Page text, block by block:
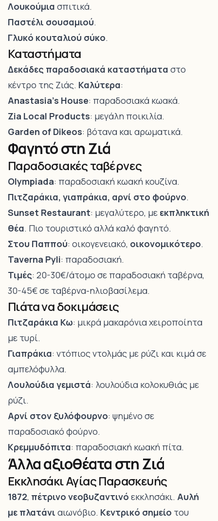
Λουκούμια σπιτικά.
Παστέλι σουσαμιού.
Γλυκό κουταλιού σύκο.
Καταστήματα
Δεκάδες παραδοσιακά καταστήματα στο
κέντρο της Ζιάς. Καλύτερα:
Anastasia’s House: παραδοσιακά κωακά.
Zia Local Products: μεγάλη ποικιλία.
Garden of Dikeos: βότανα και αρωματικά.
Φαγητό στη Ζιά
Παραδοσιακές ταβέρνες
Olympiada: παραδοσιακή κωακή κουζίνα.
Πιτζαράκια, γιαπράκια, αρνί στο φούρνο.
Sunset Restaurant: μεγαλύτερο, με εκπληκτική
θέα. Πιο τουριστικό αλλά καλό φαγητό.
Στου Παππού: οικογενειακό, οικονομικότερο.
Taverna Pyli: παραδοσιακή.
Τιμές: 20-30€/άτομο σε παραδοσιακή ταβέρνα,
30-45€ σε ταβέρνα-ηλιοβασίλεμα.
Πιάτα να δοκιμάσεις
Πιτζαράκια Κω: μικρά μακαρόνια χειροποίητα
με τυρί.
Γιαπράκια: ντόπιος ντολμάς με ρύζι και κιμά σε
αμπελόφυλλα.
Λουλούδια γεμιστά: λουλούδια κολοκυθιάς με
ρύζι.
Αρνί στον ξυλόφουρνο: ψημένο σε
παραδοσιακό φούρνο.
Κρεμμυδόπιτα: παραδοσιακή κωακή πίτα.
Άλλα αξιοθέατα στη Ζιά
Εκκλησάκι Αγίας Παρασκευής
1872, πέτρινο νεοβυζαντινό εκκλησάκι. Αυλή
με πλατάνι αιωνόβιο. Κεντρικό σημείο του